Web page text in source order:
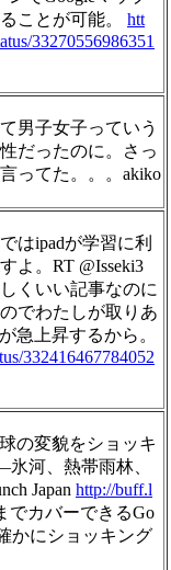
ことが可能。 htt
33270556986351
男子女子っていう
だったのに。さっ
ってた。。。akiko
はipadが学習に利
よ。RT @Isseki3
くいい記事なのに
でわたしが取りあ
急上昇するから。
332416467784052
の変貌をショッキ
河、熱帯雨林、
Japan http://buff.l
でカバーできるGo
かにショッキング